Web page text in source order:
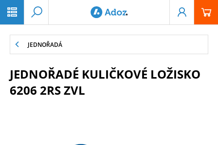
JEDNOŘADÁ
JEDNOŘADÉ KULIČKOVÉ LOŽISKO
6206 2RS ZVL